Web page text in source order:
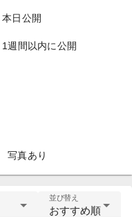
本日公開
1週間以内に公開
写真あり
並び替え
おすすめ順